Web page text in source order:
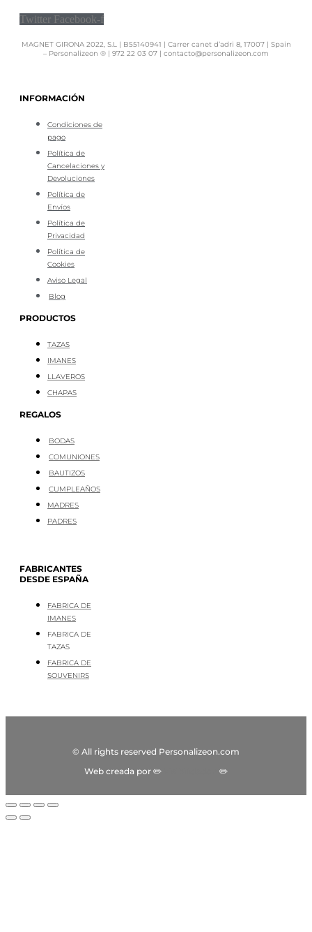
Twitter Facebook-f
MAGNET GIRONA 2022, S.L | B55140941 | Carrer canet d’adri 8, 17007 | Spain
– Personalizeon ® | 972 22 03 07 | contacto@personalizeon.com
INFORMACIÓN
Condiciones de
pago
Política de
Cancelaciones y
Devoluciones
Política de
Envíos
Política de
Privacidad
Política de
Cookies
Aviso Legal
Blog
PRODUCTOS
TAZAS
IMANES
LLAVEROS
CHAPAS
REGALOS
BODAS
COMUNIONES
BAUTIZOS
CUMPLEAÑOS
MADRES
PADRES
FABRICANTES
DESDE ESPAÑA
FABRICA DE
IMANES
FABRICA DE
TAZAS
FABRICA DE
SOUVENIRS
© All rights reserved Personalizeon.com
Web creada por ✏️
✏️